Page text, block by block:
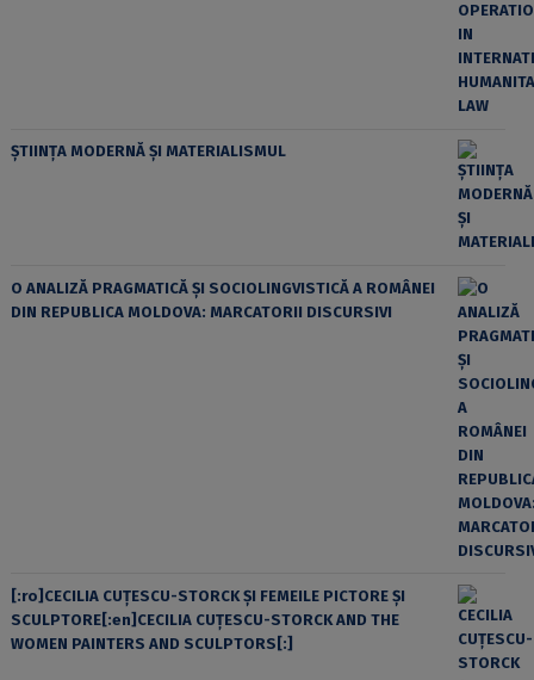
ȘTIINȚA MODERNĂ ȘI MATERIALISMUL
O ANALIZĂ PRAGMATICĂ ȘI SOCIOLINGVISTICĂ A ROMÂNEI
DIN REPUBLICA MOLDOVA: MARCATORII DISCURSIVI
[:ro]CECILIA CUŢESCU-STORCK ŞI FEMEILE PICTORE ŞI
SCULPTORE[:en]CECILIA CUŢESCU-STORCK AND THE
WOMEN PAINTERS AND SCULPTORS[:]